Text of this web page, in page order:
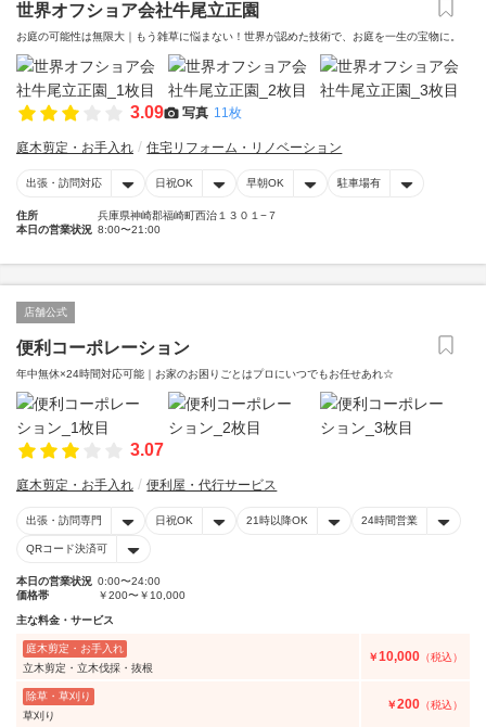
世界オフショア会社牛尾立正園
お庭の可能性は無限大｜もう雑草に悩まない！世界が認めた技術で、お庭を一生の宝物に。
3.09 写真 11枚
庭木剪定・お手入れ 住宅リフォーム・リノベーション
出張・訪問対応 日祝OK 早朝OK 駐車場有
住所
兵庫県神崎郡福崎町西治１３０１−７
本日の営業状況 8:00〜21:00
店舗公式
便利コーポレーション
年中無休×24時間対応可能｜お家のお困りごとはプロにいつでもお任せあれ☆
3.07
庭木剪定・お手入れ 便利屋・代行サービス
出張・訪問専門 日祝OK 21時以降OK 24時間営業
QRコード決済可
本日の営業状況 0:00〜24:00
価格帯
￥200〜￥10,000
主な料金・サービス
庭木剪定・お手入れ
立木剪定・立木伐採・抜根
￥10,000 （税込）
除草・草刈り
草刈り
￥200 （税込）